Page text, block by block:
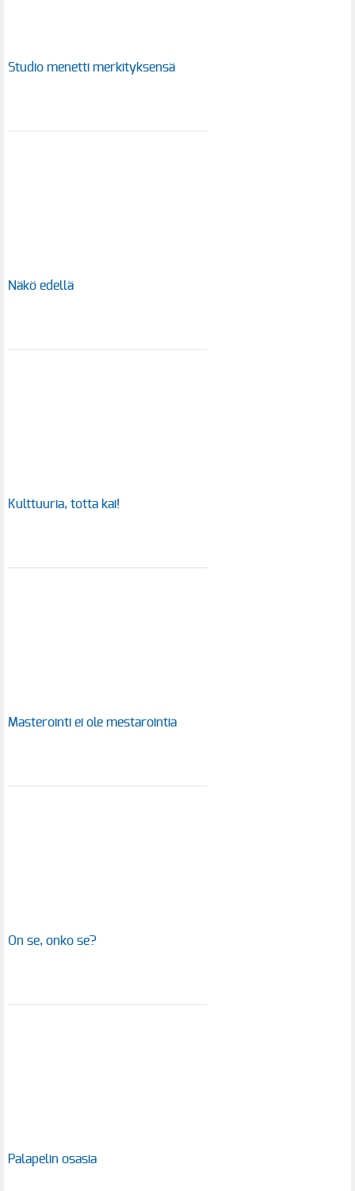
Studio menetti merkityksensä
Näkö edellä
Kulttuuria, totta kai!
Masterointi ei ole mestarointia
On se, onko se?
Palapelin osasia